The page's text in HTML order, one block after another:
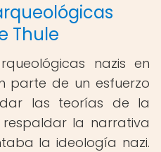
Thule
nazis en
parte de un esfuerzo
las teorías de la
la narrativa
la ideología nazi.